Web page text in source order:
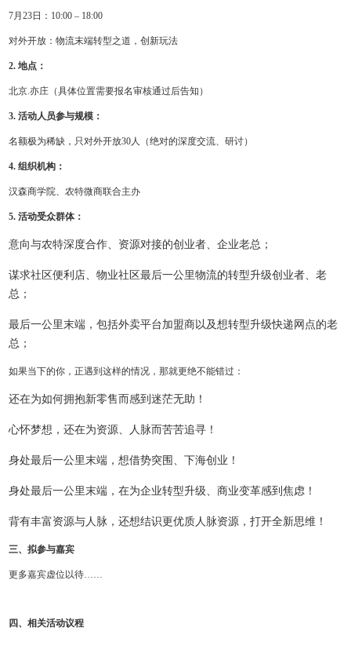
7月23日：10:00 – 18:00
对外开放：物流末端转型之道，创新玩法
2. 地点：
北京.亦庄（具体位置需要报名审核通过后告知）
3. 活动人员参与规模：
名额极为稀缺，只对外开放30人（绝对的深度交流、研讨）
4. 组织机构：
汉森商学院、农特微商联合主办
5. 活动受众群体：
意向与农特深度合作、资源对接的创业者、企业老总；
谋求社区便利店、物业社区最后一公里物流的转型升级创业者、老
总；
最后一公里末端，包括外卖平台加盟商以及想转型升级快递网点的老
总；
如果当下的你，正遇到这样的情况，那就更绝不能错过：
还在为如何拥抱新零售而感到迷茫无助！
心怀梦想，还在为资源、人脉而苦苦追寻！
身处最后一公里末端，想借势突围、下海创业！
身处最后一公里末端，在为企业转型升级、商业变革感到焦虑！
背有丰富资源与人脉，还想结识更优质人脉资源，打开全新思维！
三、拟参与嘉宾
更多嘉宾虚位以待……
四、相关活动议程